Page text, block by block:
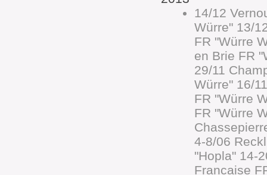
14/12
Würre" 13/
FR "Würre
en Brie FR
29/11
Würre" 16/
FR "Würre
FR "Würre
4-8/06
"Hopla" 14-
Francaise